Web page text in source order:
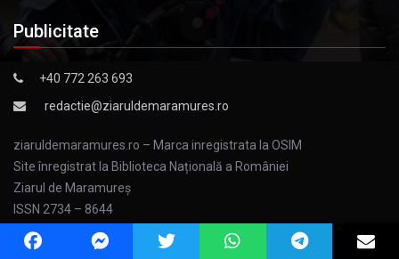
Publicitate
+40 772 263 693
redactie@ziaruldemaramures.ro
ziaruldemaramures.ro – Marca inregistrata la OSIM
Site înregistrat la Biblioteca Națională a României
Ziarul de Maramureş
ISSN 2734 – 8644
ISSN – L 2734 – 8644